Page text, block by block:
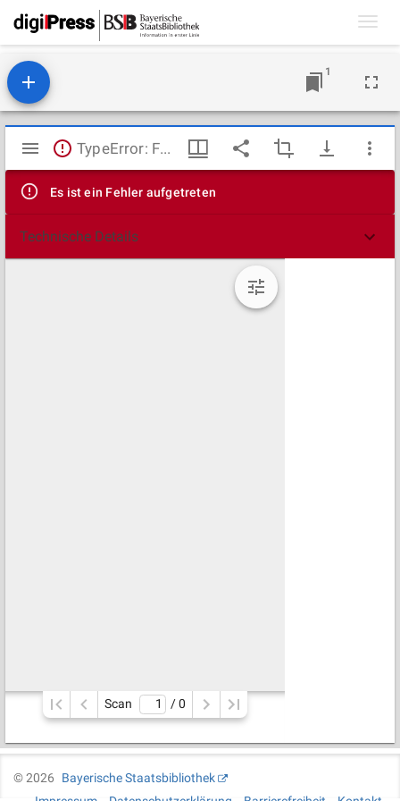
1
Mirador
Viewer
TypeError: Failed to fetch
Es ist ein Fehler aufgetreten
Technische Details
Scan / 0
©2026
Bayerische Staatsbibliothek